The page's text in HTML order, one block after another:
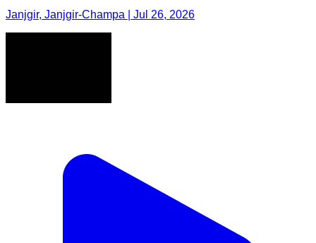
Janjgir, Janjgir-Champa | Jul 26, 2026